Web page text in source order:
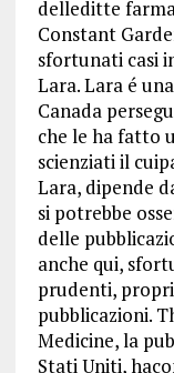
delleditte
Constant
sfortunati casi
Lara. Lara é
Canada
che le ha fatto
scienziati il
Lara, dipende
si potrebbe
delle
anche qui,
prudenti,
pubblicazioni.
Medicine, la
Stati Uniti,